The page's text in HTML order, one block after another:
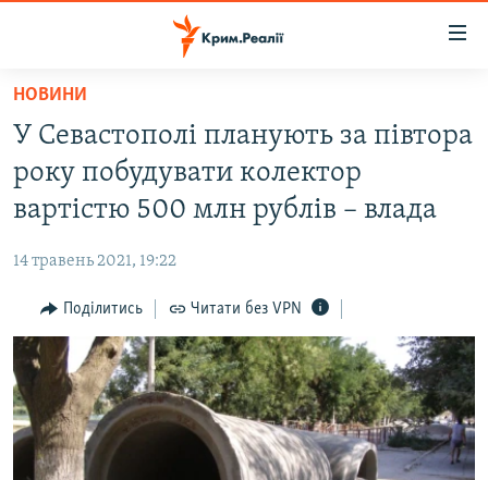
Перейти
основного
матеріалу
Перейти
до
основної
навігації
Перейти
до
пошуку
ВОДА.КРИМ
ВІДЕО ТА ФОТО
БЛОГИ
ПОГЛЯД
ІНТЕРВ'Ю
ВСЕ ЗА ДЕНЬ
СПЕЦПРОЕКТИ
ДЕПОРТАЦІЯ
ЯК ОБІЙТИ БЛОКУВАННЯ
НОВИНИ
У Севастополі планують за півтора
року побудувати колектор
вартістю 500 млн рублів – влада
14 травень 2021, 19:22
Поділитись Читати без VPN